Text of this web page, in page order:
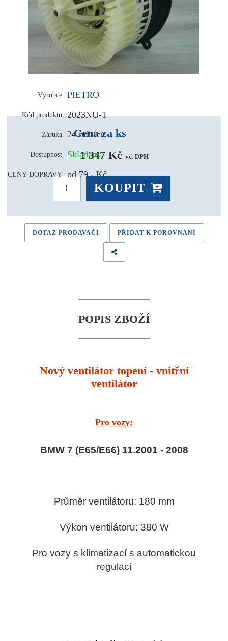
Výrobce PIETRO
Kód produktu 2023NU-1
Záruka 24 měsíců
Dostupnost Skladem
CENY DOPRAVY od 79,- Kč
Cena za ks
1 347 Kč vč. DPH
KOUPIT
DOTAZ PRODAVAČI PŘIDAT K POROVNÁNÍ
POPIS ZBOŽÍ
Nový ventilátor topení - vnitřní
ventilátor
Pro vozy:
BMW 7 (E65/E66) 11.2001 - 2008
Průměr ventilátoru: 180 mm
Výkon ventilátoru: 380 W
Pro vozy s klimatizací s automatickou
regulací